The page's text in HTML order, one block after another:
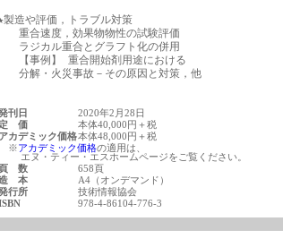
製造や評価，トラブル対策
重合速度，効果物物性の試験評価
ラジカル重合とグラフト化の併用
【事例】 重合開始剤用途における
刊日
2020年2月28日
定 価
本体40,000円＋税
アカデミック価格本体48,000円＋税
※アカデミック価格の適用は、
エヌ・ティー・エスホームページをご覧ください。
数
658頁
本
A4（オンデマンド）
行所
技術情報協会
978-4-86104-776-3